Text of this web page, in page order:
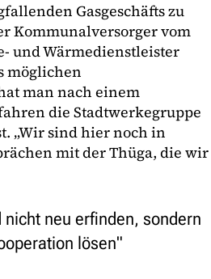
Gasgeschäfts zu
Kommunalversorger vom
und Wärmedienstleister
möglichen
man nach einem
die Stadtwerkegruppe
„Wir sind hier noch in
mit der Thüga, die wir
nicht neu erfinden, sondern
lösen"